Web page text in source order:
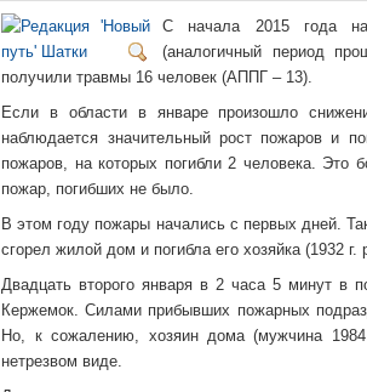
С начала 2015 года на
(аналогичный период
получили травмы 16 человек (АППГ – 13).
Если в области в январе произошло
наблюдается значительный рост пожаров и
пожаров, на которых погибли 2 человека. Это
пожар, погибших не было.
В этом году пожары начались с первых дней.
сгорел жилой дом и погибла его хозяйка (1932 г.
Двадцать второго января в 2 часа 5 минут в
Кержемок. Силами прибывших пожарных
Но, к сожалению, хозяин дома (мужчина
нетрезвом виде.